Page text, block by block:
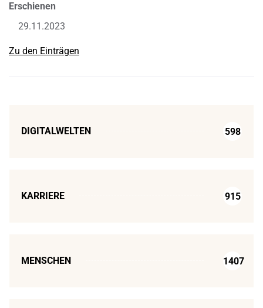
Erschienen
29.11.2023
Zu den Einträgen
DIGITALWELTEN 598
KARRIERE 915
MENSCHEN 1407